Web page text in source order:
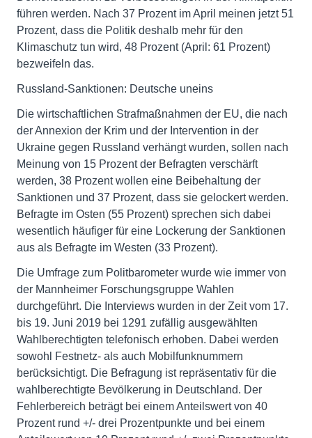
führen werden. Nach 37 Prozent im April meinen jetzt 51
Prozent, dass die Politik deshalb mehr für den
Klimaschutz tun wird, 48 Prozent (April: 61 Prozent)
bezweifeln das.
Russland-Sanktionen: Deutsche uneins
Die wirtschaftlichen Strafmaßnahmen der EU, die nach
der Annexion der Krim und der Intervention in der
Ukraine gegen Russland verhängt wurden, sollen nach
Meinung von 15 Prozent der Befragten verschärft
werden, 38 Prozent wollen eine Beibehaltung der
Sanktionen und 37 Prozent, dass sie gelockert werden.
Befragte im Osten (55 Prozent) sprechen sich dabei
wesentlich häufiger für eine Lockerung der Sanktionen
aus als Befragte im Westen (33 Prozent).
Die Umfrage zum Politbarometer wurde wie immer von
der Mannheimer Forschungsgruppe Wahlen
durchgeführt. Die Interviews wurden in der Zeit vom 17.
bis 19. Juni 2019 bei 1291 zufällig ausgewählten
Wahlberechtigten telefonisch erhoben. Dabei werden
sowohl Festnetz- als auch Mobilfunknummern
berücksichtigt. Die Befragung ist repräsentativ für die
wahlberechtigte Bevölkerung in Deutschland. Der
Fehlerbereich beträgt bei einem Anteilswert von 40
Prozent rund +/- drei Prozentpunkte und bei einem